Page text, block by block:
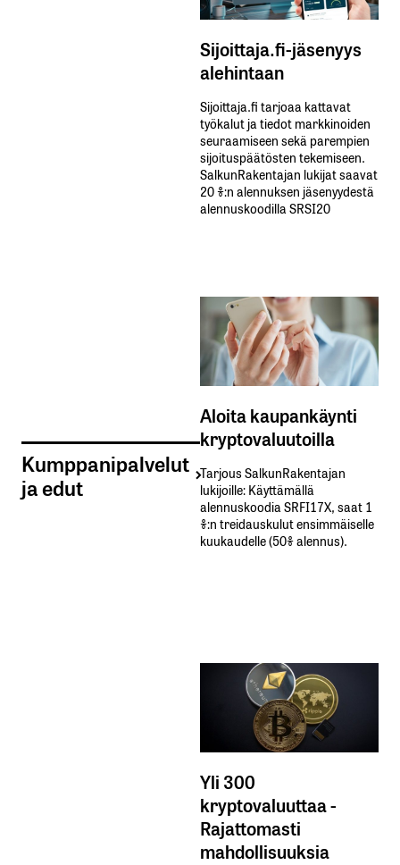
Kumppanipalvelut
ja edut
Sijoittaja.fi-jäsenyys
alehintaan
Sijoittaja.fi tarjoaa kattavat
työkalut ja tiedot markkinoiden
seuraamiseen sekä parempien
sijoituspäätösten tekemiseen.
SalkunRakentajan lukijat saavat
20 %:n alennuksen jäsenyydestä
alennuskoodilla SRSI20
Aloita kaupankäynti
kryptovaluutoilla
Tarjous SalkunRakentajan
lukijoille: Käyttämällä​ ​
alennuskoodia​ ​SRFI17X,​ ​saat​ ​1
%:n treidauskulut​ ​ensimmäiselle​ ​
kuukaudelle​ ​(50%​ ​alennus).
Yli 300
kryptovaluuttaa -
Rajattomasti
mahdollisuuksia